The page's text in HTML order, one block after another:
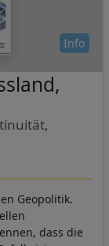
Info
Geopolitik.
dass die